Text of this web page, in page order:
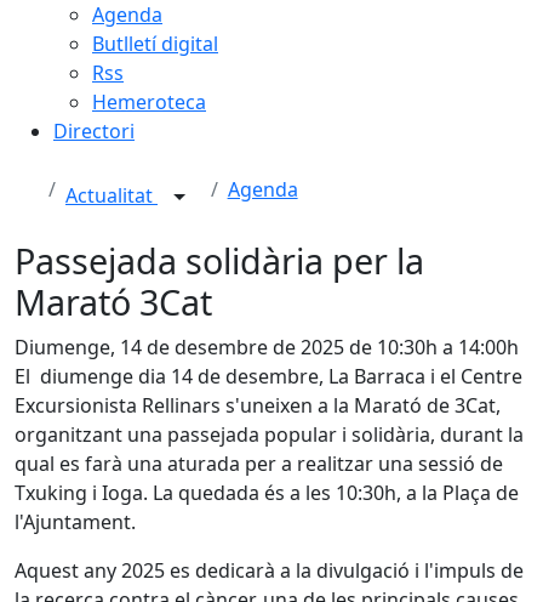
Agenda
Butlletí digital
Rss
Hemeroteca
Directori
Actualitat Agenda
Passejada solidària per la
Marató 3Cat
Diumenge, 14 de desembre de 2025 de 10:30h a 14:00h
El diumenge dia 14 de desembre, La Barraca i el Centre
Excursionista Rellinars s'uneixen a la Marató de 3Cat,
organitzant una passejada popular i solidària, durant la
qual es farà una aturada per a realitzar una sessió de
Txuking i Ioga. La quedada és a les 10:30h, a la Plaça de
l'Ajuntament.
Aquest any 2025 es dedicarà a la divulgació i l'impuls de